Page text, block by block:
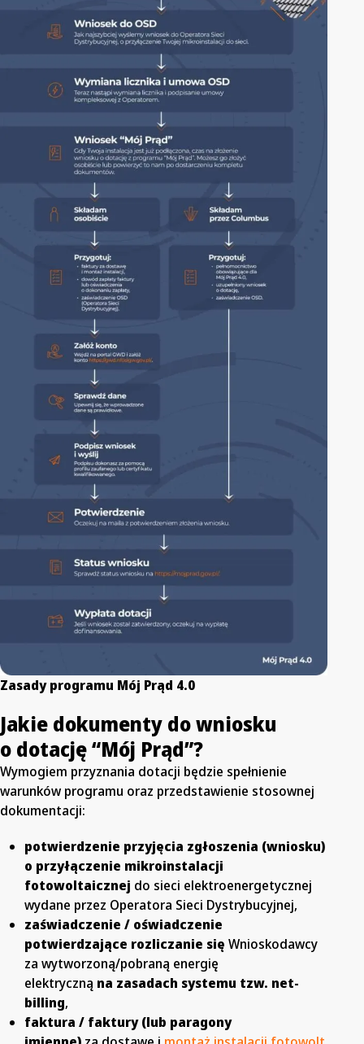
Zasady programu Mój Prąd 4.0
Jakie dokumenty do wniosku
o dotację “Mój Prąd”?
Wymogiem przyznania dotacji będzie spełnienie
warunków programu oraz przedstawienie stosownej
dokumentacji:
potwierdzenie przyjęcia zgłoszenia (wniosku)
o przyłączenie mikroinstalacji
fotowoltaicznej do sieci elektroenergetycznej
wydane przez Operatora Sieci Dystrybucyjnej,
zaświadczenie / oświadczenie
potwierdzające rozliczanie się Wnioskodawcy
za wytworzoną/pobraną energię
elektryczną na zasadach systemu tzw. net-
billing,
faktura / faktury (lub paragony